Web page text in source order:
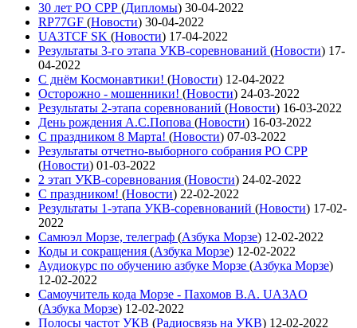
30 лет РО СРР (Дипломы) 30-04-2022
RP77GF (Новости) 30-04-2022
UA3TCF SK (Новости) 17-04-2022
Результаты 3-го этапа УКВ-соревнований (Новости) 17-
04-2022
С днём Космонавтики! (Новости) 12-04-2022
Осторожно - мошенники! (Новости) 24-03-2022
Результаты 2-этапа соревнований (Новости) 16-03-2022
День рождения А.С.Попова (Новости) 16-03-2022
С праздником 8 Марта! (Новости) 07-03-2022
Результаты отчетно-выборного собрания РО СРР
(Новости) 01-03-2022
2 этап УКВ-соревнования (Новости) 24-02-2022
С праздником! (Новости) 22-02-2022
Результаты 1-этапа УКВ-соревнований (Новости) 17-02-
2022
Самюэл Морзе, телеграф (Азбука Морзе) 12-02-2022
Коды и сокращения (Азбука Морзе) 12-02-2022
Аудиокурс по обучению азбуке Морзе (Азбука Морзе)
12-02-2022
Самоучитель кода Морзе - Пахомов В.А. UA3AO
(Азбука Морзе) 12-02-2022
Полосы частот УКВ (Радиосвязь на УКВ) 12-02-2022